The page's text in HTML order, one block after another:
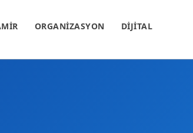
ORGANİZASYON DİJİTAL